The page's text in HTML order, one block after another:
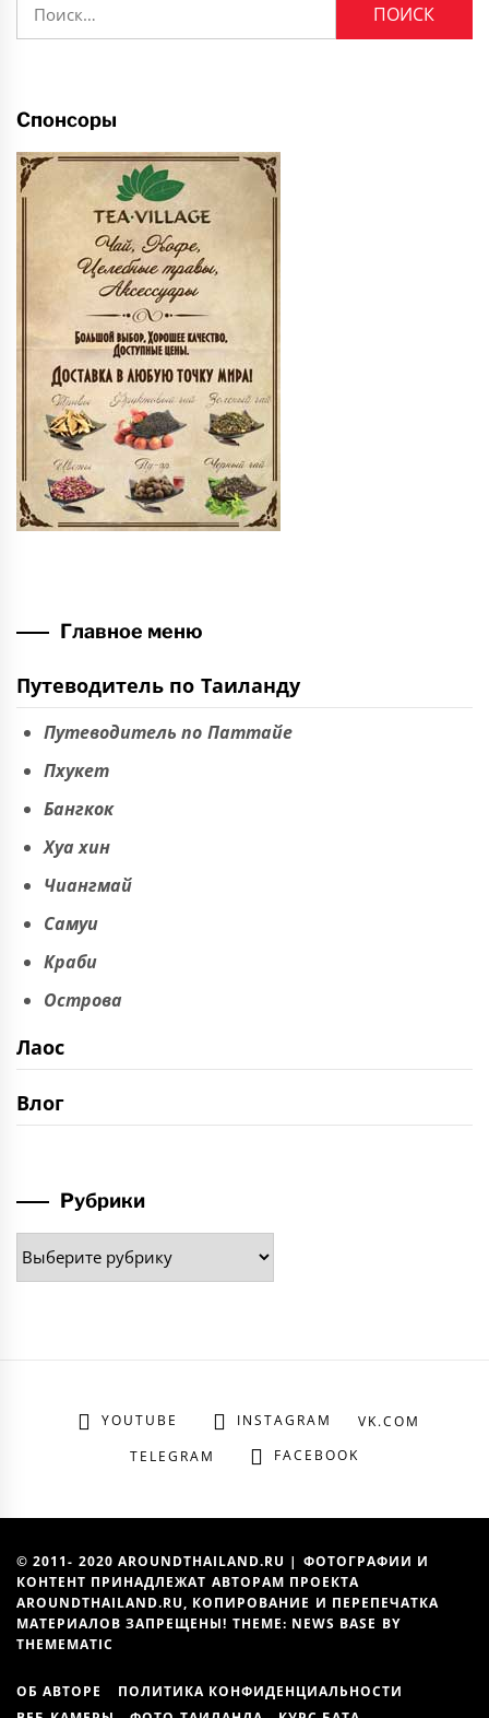
Спонсоры
Главное меню
Путеводитель по Таиланду
Путеводитель по Паттайе
Пхукет
Бангкок
Хуа хин
Чиангмай
Самуи
Краби
Острова
Лаос
Влог
Рубрики
Рубрики
YOUTUBE INSTAGRAM
VK.COM
TELEGRAM
FACEBOOK
© 2011- 2020 AROUNDTHAILAND.RU | ФОТОГРАФИИ И
КОНТЕНТ ПРИНАДЛЕЖАТ АВТОРАМ ПРОЕКТА
AROUNDTHAILAND.RU, КОПИРОВАНИЕ И ПЕРЕПЕЧАТКА
МАТЕРИАЛОВ ЗАПРЕЩЕНЫ! THEME: NEWS BASE BY
THEMEMATIC
ОБ АВТОРЕ
ПОЛИТИКА КОНФИДЕНЦИАЛЬНОСТИ